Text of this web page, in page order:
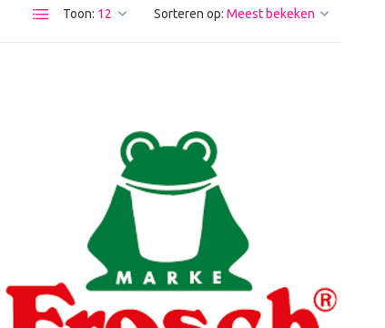
Toon: Sorteren op: